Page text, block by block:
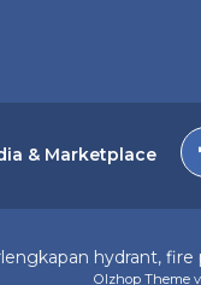
& Marketplace
hydrant,
Olzhop Theme